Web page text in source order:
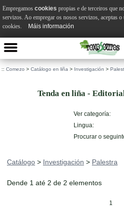
:: Comezo > Catálogo en liña > Investigación >
Tenda en liña -
Ver categoría:
Lingua:
Procurar o
Catálogo > Investigación > Palestra
Dende 1 até 2 de 2 elementos
1
Empregamos cookies propias e de terceiros que
servizos. Ao empregar os nosos servizos, aceptas o
cookies.
Máis información